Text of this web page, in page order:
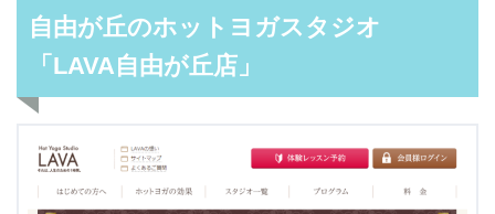
自由が丘のホットヨガスタジオ
「LAVA自由が丘店」